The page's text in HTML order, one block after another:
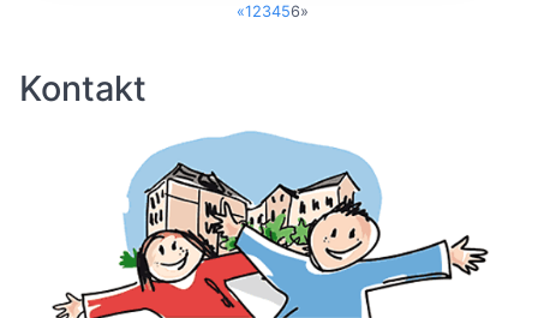
«123456»
Kontakt